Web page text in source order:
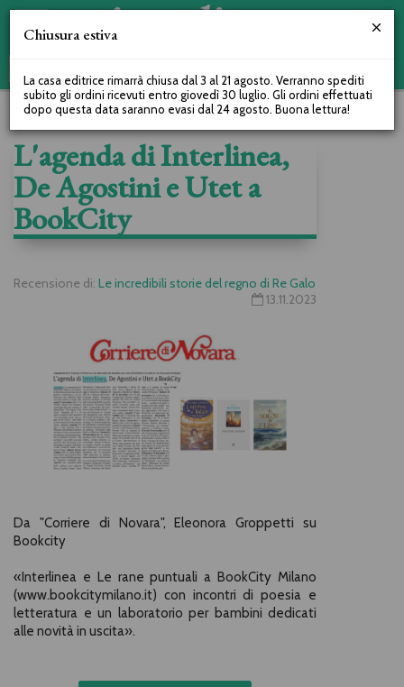
L'agenda di Interlinea,
De Agostini e Utet a
BookCity
Recensione di: Le incredibili storie del regno di Re Galo
13.11.2023
Da "Corriere di Novara", Eleonora Groppetti su
Bookcity
«Interlinea e Le rane puntuali a BookCity Milano
(www.bookcitymilano.it) con incontri di poesia e
letteratura e un laboratorio per bambini dedicati
alle novità in uscita».
Chiusura estiva
La casa editrice rimarrà chiusa dal 3 al 21 agosto. Verranno spediti
subito gli ordini ricevuti entro giovedì 30 luglio. Gli ordini effettuati
dopo questa data saranno evasi dal 24 agosto. Buona lettura!